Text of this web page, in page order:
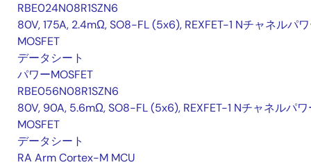
RBE024N08R1SZN6
80V, 175A, 2.4mΩ, SO8-FL (5x6), REXFET-1 Nチャネルパ
MOSFET
データシート
パワーMOSFET
RBE056N08R1SZN6
80V, 90A, 5.6mΩ, SO8-FL (5x6), REXFET-1 Nチャネルパワ
MOSFET
データシート
RA Arm Cortex-M MCU